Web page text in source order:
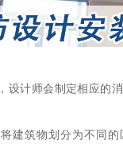
设计师会制定相应的
建筑物划分为不同